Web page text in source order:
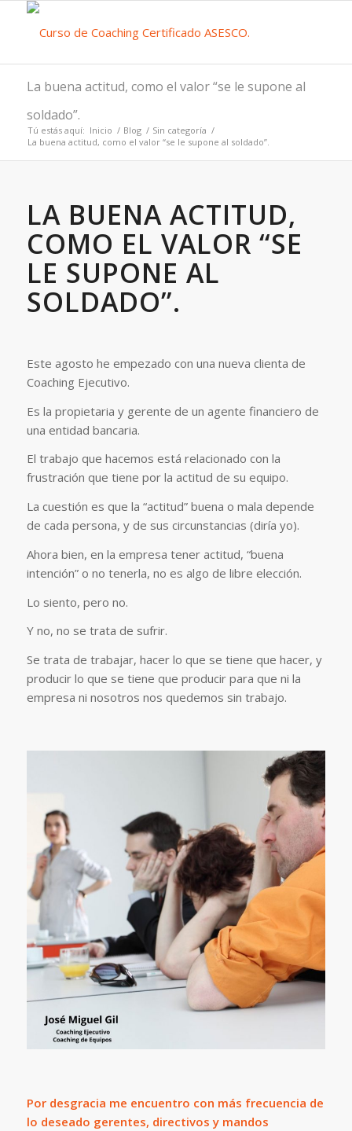
La buena actitud, como el valor “se le supone al
soldado”.
Tú estás aquí: Inicio / Blog / Sin categoría /
La buena actitud, como el valor “se le supone al soldado”.
LA BUENA ACTITUD,
COMO EL VALOR “SE
LE SUPONE AL
SOLDADO”.
Este agosto he empezado con una nueva clienta de
Coaching Ejecutivo.
Es la propietaria y gerente de un agente financiero de
una entidad bancaria.
El trabajo que hacemos está relacionado con la
frustración que tiene por la actitud de su equipo.
La cuestión es que la “actitud” buena o mala depende
de cada persona, y de sus circunstancias (diría yo).
Ahora bien, en la empresa tener actitud, “buena
intención” o no tenerla, no es algo de libre elección.
Lo siento, pero no.
Y no, no se trata de sufrir.
Se trata de trabajar, hacer lo que se tiene que hacer, y
producir lo que se tiene que producir para que ni la
empresa ni nosotros nos quedemos sin trabajo.
Por desgracia me encuentro con más frecuencia de
lo deseado gerentes, directivos y mandos